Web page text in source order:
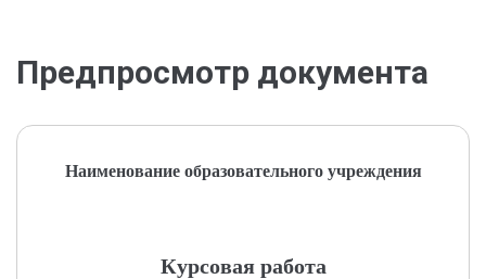
Предпросмотр документа
Наименование образовательного учреждения
Курсовая работа